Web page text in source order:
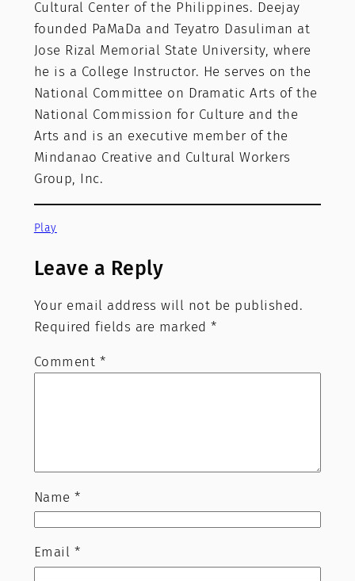
Cultural Center of the Philippines. Deejay
founded PaMaDa and Teyatro Dasuliman at
Jose Rizal Memorial State University, where
he is a College Instructor. He serves on the
National Committee on Dramatic Arts of the
National Commission for Culture and the
Arts and is an executive member of the
Mindanao Creative and Cultural Workers
Group, Inc.
Play
Leave a Reply
Your email address will not be published.
Required fields are marked*
Comment *
Name*
Email *